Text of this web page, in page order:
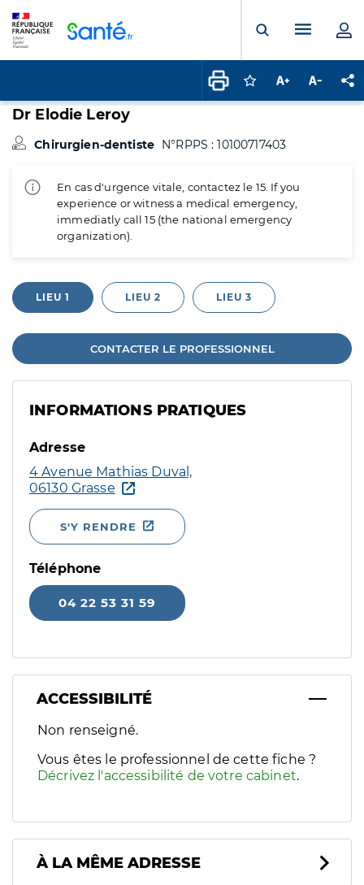
Ouvrir laMenu
Connectez-vous
Augmenter la
Dr Elodie Leroy
Chirurgien-dentiste N°RPPS : 10100717403
En cas d'urgence vitale, contactez le 15. If you
experience or witness a medical emergency,
immediatly call 15 (the national emergency
organization).
LIEU 1 LIEU 2 LIEU 3
CONTACTER LE PROFESSIONNEL
INFORMATIONS PRATIQUES
Adresse
4 Avenue Mathias Duval,
06130 Grasse
S'Y RENDRE
Téléphone
04 22 53 31 59
ACCESSIBILITÉ
Filtres
Sélectionnez un ou plusieurs handicaps/besoins
Non renseigné.
Vous êtes le professionnel de cette fiche ?
Décrivez l'accessibilité de votre cabinet.
À LA MÊME ADRESSE